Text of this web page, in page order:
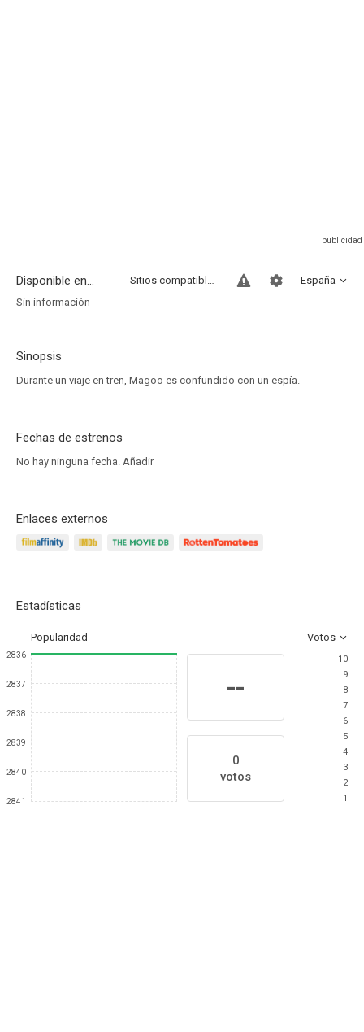
Disponible en... España
Sitios compatibles
Sin información
Sinopsis
Durante un viaje en tren, Magoo es confundido con un espía.
Fechas de estrenos
No hay ninguna fecha. Añadir
Enlaces externos
Estadísticas
Popularidad Votos
2836
2837
2838
2839
2840
2841
--
0
votos
10
9
8
7
6
5
4
3
2
1